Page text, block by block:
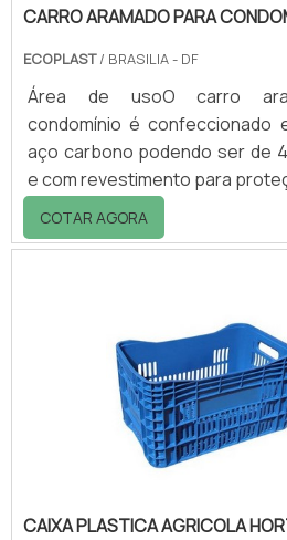
CARRO ARAMADO PARA
ECOPLAST/ BRASILIA - DF
Área de usoO carro
condomínio é confeccionado
aço carbono podendo ser de
e com revestimento para
(em alguns modelos) este
foi desenvolvido para facilitar
residenciais.Além do carro
condomínio ser um importante
movimentação é também
armazenamento de produtos
porque pode ser empregado
COTAR AGORA
CAIXA PLASTICA AGRICOLA